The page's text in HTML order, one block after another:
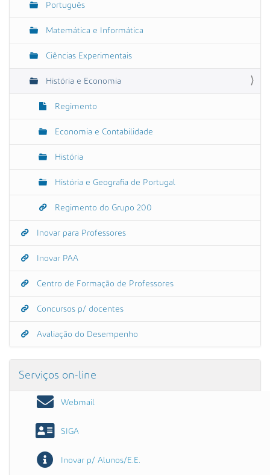
Português
Matemática e Informática
Ciências Experimentais
História e Economia
Regimento
Economia e Contabilidade
História
História e Geografia de Portugal
Regimento do Grupo 200
Inovar para Professores
Inovar PAA
Centro de Formação de Professores
Concursos p/ docentes
Avaliação do Desempenho
Serviços on-line
Webmail
SIGA
Inovar p/ Alunos/E.E.